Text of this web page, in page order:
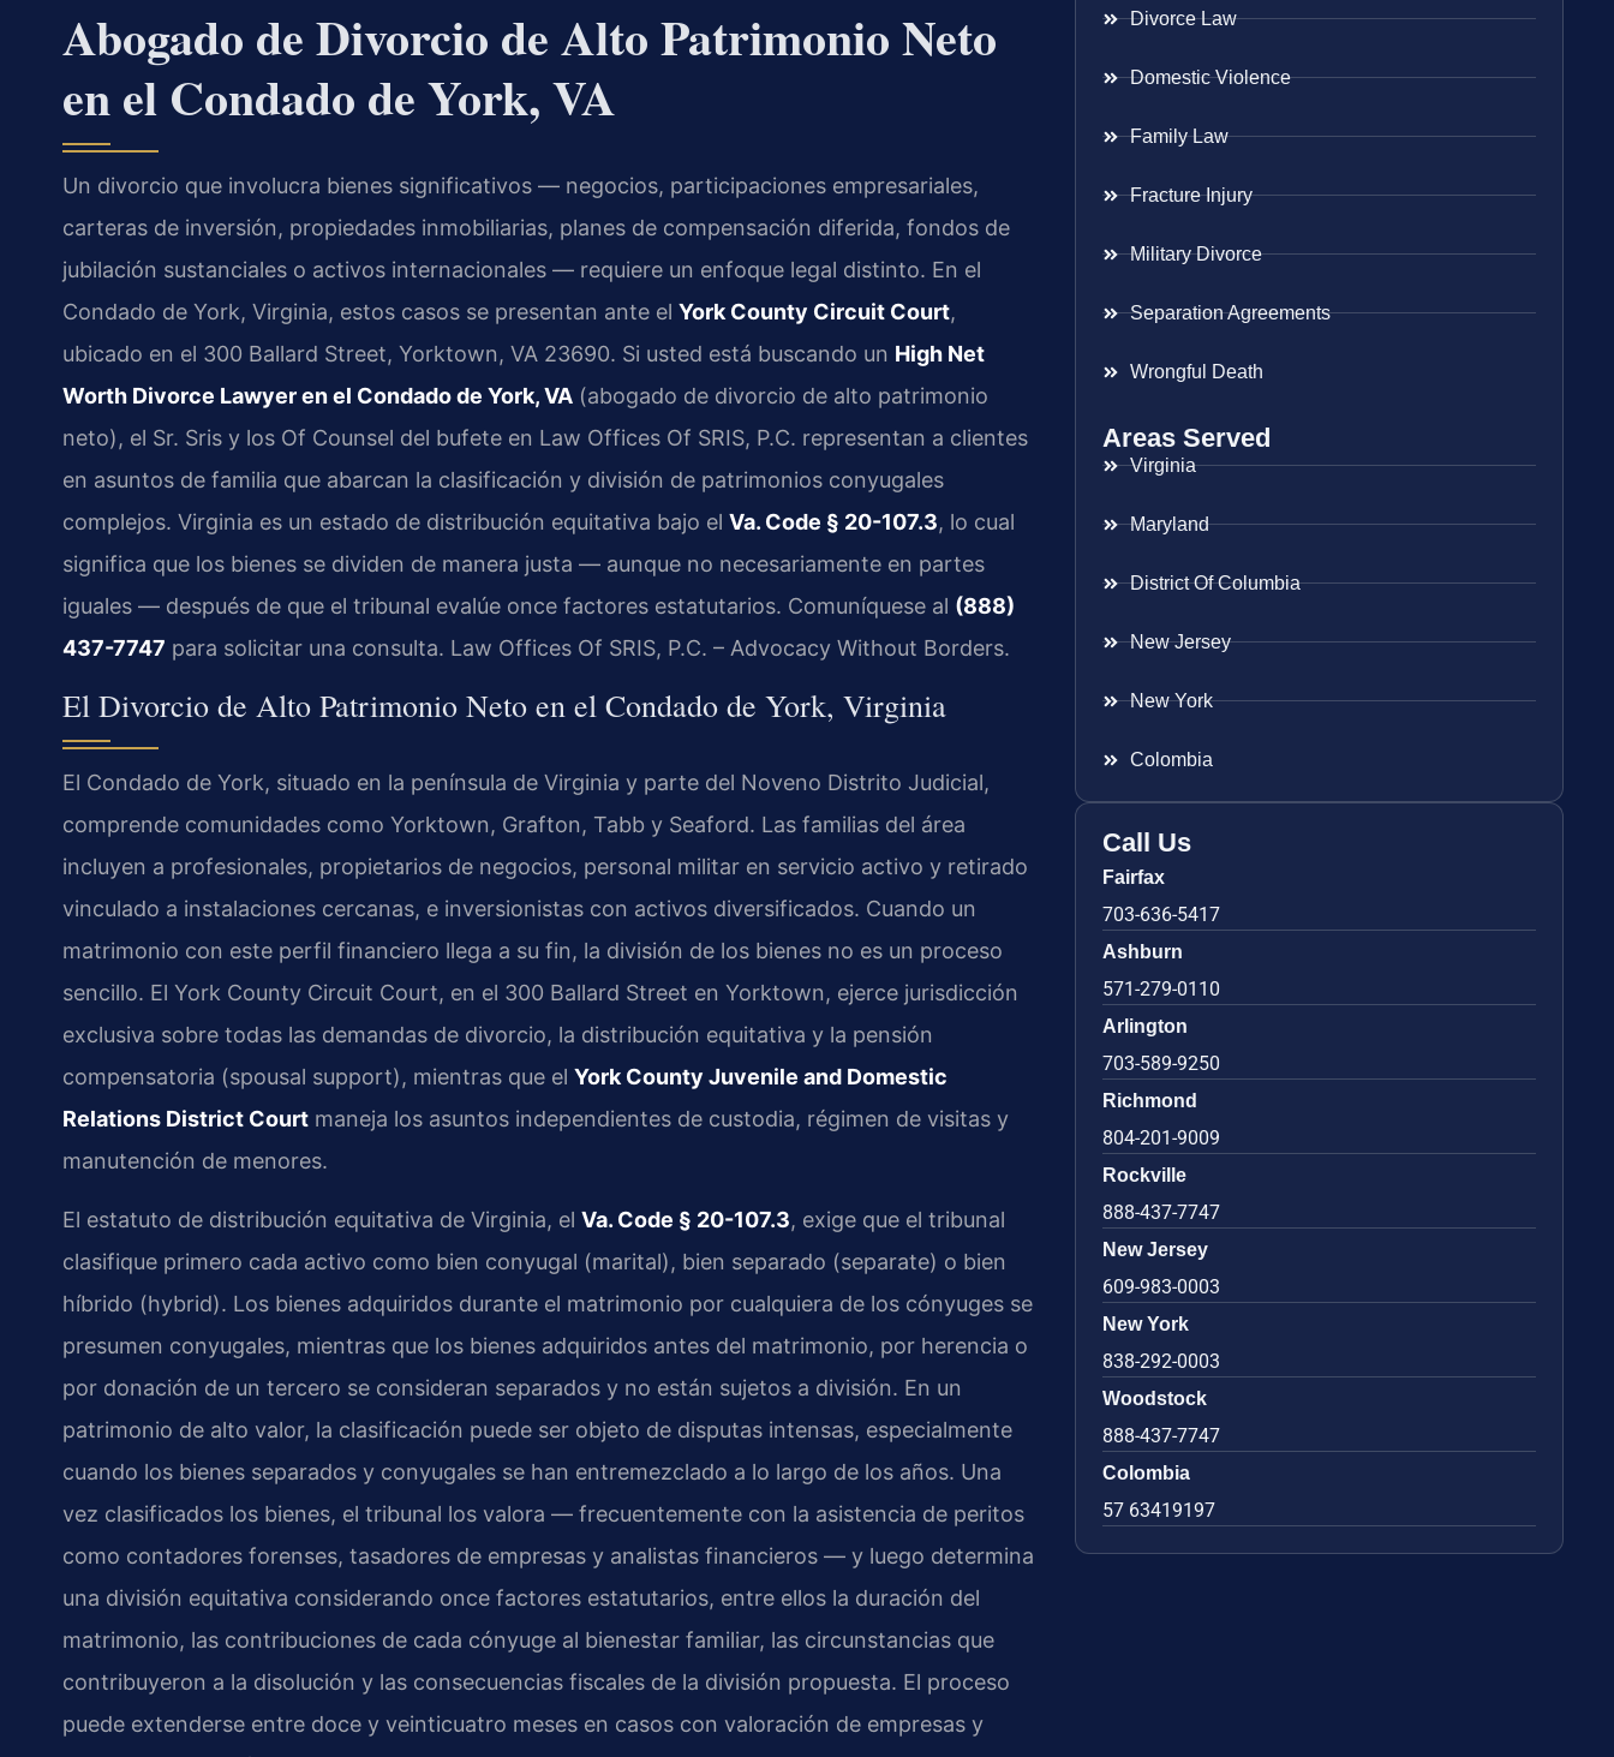
Abogado de Divorcio de Alto Patrimonio Neto
en el Condado de York, VA
Un divorcio que involucra bienes significativos — negocios, participaciones empresariales,
carteras de inversión, propiedades inmobiliarias, planes de compensación diferida, fondos de
jubilación sustanciales o activos internacionales — requiere un enfoque legal distinto. En el
Condado de York, Virginia, estos casos se presentan ante el York County Circuit Court,
ubicado en el 300 Ballard Street, Yorktown, VA 23690. Si usted está buscando un High Net
Worth Divorce Lawyer en el Condado de York, VA (abogado de divorcio de alto patrimonio
neto), el Sr. Sris y los Of Counsel del bufete en Law Offices Of SRIS, P.C. representan a clientes
en asuntos de familia que abarcan la clasificación y división de patrimonios conyugales
complejos. Virginia es un estado de distribución equitativa bajo el Va. Code § 20-107.3, lo cual
significa que los bienes se dividen de manera justa — aunque no necesariamente en partes
iguales — después de que el tribunal evalúe once factores estatutarios. Comuníquese al (888)
437-7747 para solicitar una consulta. Law Offices Of SRIS, P.C. – Advocacy Without Borders.
El Divorcio de Alto Patrimonio Neto en el Condado de York, Virginia
El Condado de York, situado en la península de Virginia y parte del Noveno Distrito Judicial,
comprende comunidades como Yorktown, Grafton, Tabb y Seaford. Las familias del área
incluyen a profesionales, propietarios de negocios, personal militar en servicio activo y retirado
vinculado a instalaciones cercanas, e inversionistas con activos diversificados. Cuando un
matrimonio con este perfil financiero llega a su fin, la división de los bienes no es un proceso
sencillo. El York County Circuit Court, en el 300 Ballard Street en Yorktown, ejerce jurisdicción
exclusiva sobre todas las demandas de divorcio, la distribución equitativa y la pensión
compensatoria (spousal support), mientras que el York County Juvenile and Domestic
Relations District Court maneja los asuntos independientes de custodia, régimen de visitas y
manutención de menores.
El estatuto de distribución equitativa de Virginia, el Va. Code § 20-107.3, exige que el tribunal
clasifique primero cada activo como bien conyugal (marital), bien separado (separate) o bien
híbrido (hybrid). Los bienes adquiridos durante el matrimonio por cualquiera de los cónyuges se
presumen conyugales, mientras que los bienes adquiridos antes del matrimonio, por herencia o
por donación de un tercero se consideran separados y no están sujetos a división. En un
patrimonio de alto valor, la clasificación puede ser objeto de disputas intensas, especialmente
cuando los bienes separados y conyugales se han entremezclado a lo largo de los años. Una
vez clasificados los bienes, el tribunal los valora — frecuentemente con la asistencia de peritos
como contadores forenses, tasadores de empresas y analistas financieros — y luego determina
una división equitativa considerando once factores estatutarios, entre ellos la duración del
matrimonio, las contribuciones de cada cónyuge al bienestar familiar, las circunstancias que
contribuyeron a la disolución y las consecuencias fiscales de la división propuesta. El proceso
puede extenderse entre doce y veinticuatro meses en casos con valoración de empresas y
Divorce Law
Domestic Violence
Family Law
Fracture Injury
Military Divorce
Separation Agreements
Wrongful Death
Areas Served
Virginia
Maryland
District Of Columbia
New Jersey
New York
Colombia
Call Us
Fairfax
703-636-5417
Ashburn
571-279-0110
Arlington
703-589-9250
Richmond
804-201-9009
Rockville
888-437-7747
New Jersey
609-983-0003
New York
838-292-0003
Woodstock
888-437-7747
Colombia
57 63419197